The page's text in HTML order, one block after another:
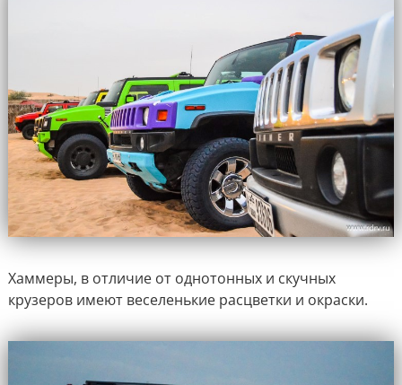
Хаммеры, в отличие от однотонных и скучных
крузеров имеют веселенькие расцветки и окраски.